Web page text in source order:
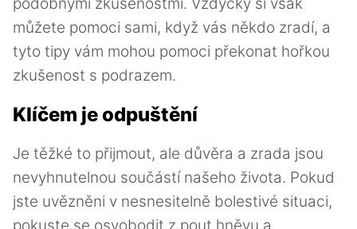
můžete pomoci sami, když vás někdo zradí, a
tyto tipy vám mohou pomoci překonat hořkou
zkušenost s podrazem.
Klíčem je odpuštění
Je těžké to přijmout, ale důvěra a zrada jsou
nevyhnutelnou součástí našeho života. Pokud
jste uvězněni v nesnesitelně bolestivé situaci,
pokuste se osvobodit z pout hněvu a